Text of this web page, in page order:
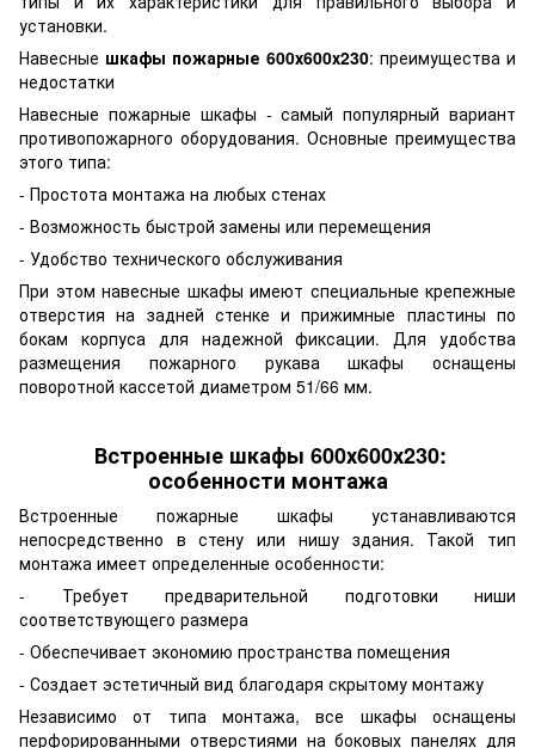
установки.
Навесные шкафы пожарные 600х600х230: преимущества и
недостатки
Навесные пожарные шкафы - самый популярный вариант
противопожарного оборудования. Основные преимущества
этого типа:
- Простота монтажа на любых стенах
- Возможность быстрой замены или перемещения
- Удобство технического обслуживания
При этом навесные шкафы имеют специальные крепежные
отверстия на задней стенке и прижимные пластины по
бокам корпуса для надежной фиксации. Для удобства
размещения пожарного рукава шкафы оснащены
поворотной кассетой диаметром 51/66 мм.
Встроенные шкафы 600х600х230:
особенности монтажа
Встроенные пожарные шкафы устанавливаются
непосредственно в стену или нишу здания. Такой тип
монтажа имеет определенные особенности:
- Требует предварительной подготовки ниши
соответствующего размера
- Обеспечивает экономию пространства помещения
- Создает эстетичный вид благодаря скрытому монтажу
Независимо от типа монтажа, все шкафы оснащены
перфорированными отверстиями на боковых панелях для